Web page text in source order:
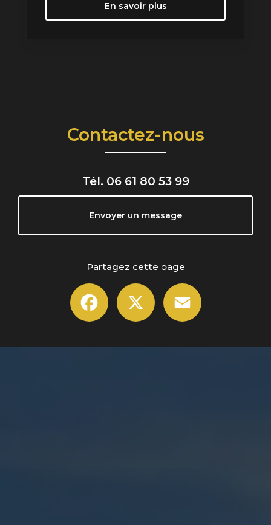
En savoir plus
Contactez-nous
Tél. 06 61 80 53 99
Envoyer un message
Partagez cette page
Facebook